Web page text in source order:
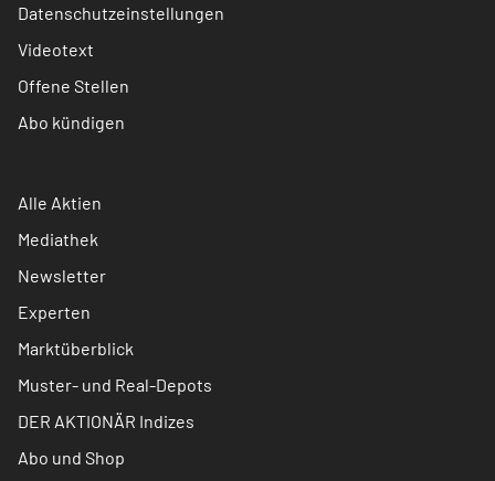
Datenschutzeinstellungen
Videotext
Offene Stellen
Abo kündigen
Alle Aktien
Mediathek
Newsletter
Experten
Marktüberblick
Muster- und Real-Depots
DER AKTIONÄR Indizes
Abo und Shop